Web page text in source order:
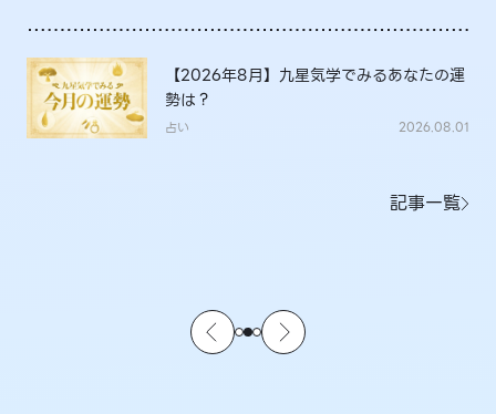
【2026年8月】九星気学でみるあなたの運
勢は？
占い 2026.08.01
記事一覧